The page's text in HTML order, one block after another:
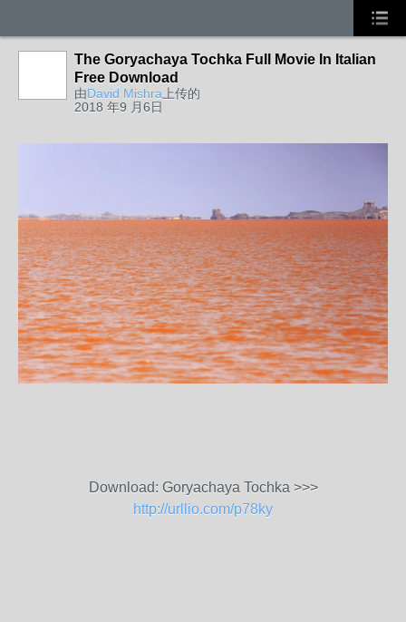
The Goryachaya Tochka Full Movie In Italian
Free Download
由David Mishra 上传的
2018 年9 月6日
Download: Goryachaya Tochka >>>
http://urllio.com/p78ky